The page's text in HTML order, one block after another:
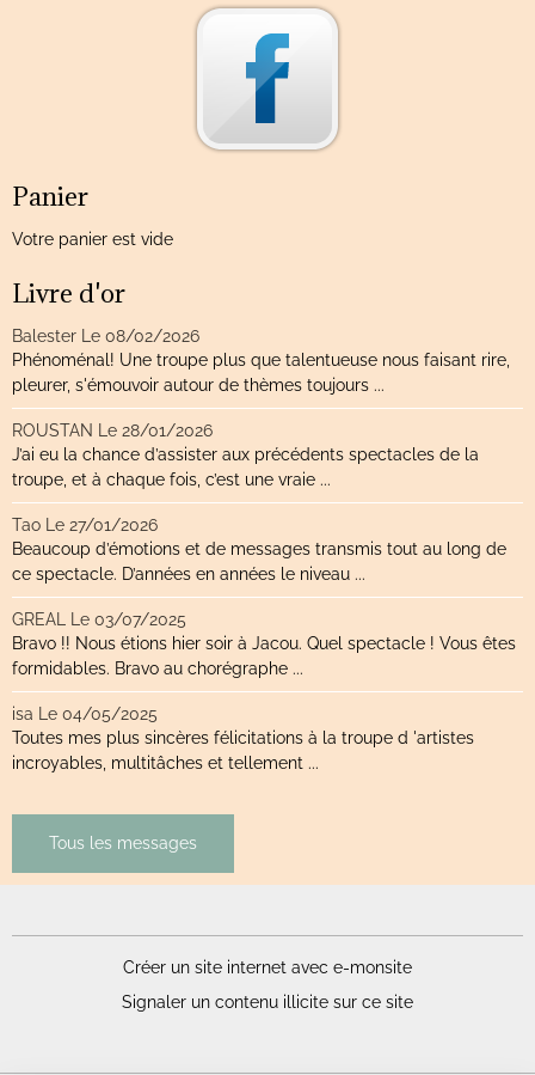
Panier
Votre panier est vide
Livre d'or
Balester
Le 08/02/2026
Phénoménal! Une troupe plus que talentueuse nous faisant rire,
pleurer, s'émouvoir autour de thèmes toujours ...
ROUSTAN
Le 28/01/2026
J’ai eu la chance d’assister aux précédents spectacles de la
troupe, et à chaque fois, c’est une vraie ...
Tao
Le 27/01/2026
Beaucoup d’émotions et de messages transmis tout au long de
ce spectacle. D’années en années le niveau ...
GREAL
Le 03/07/2025
Bravo !! Nous étions hier soir à Jacou. Quel spectacle ! Vous êtes
formidables. Bravo au chorégraphe ...
isa
Le 04/05/2025
Toutes mes plus sincères félicitations à la troupe d 'artistes
incroyables, multitâches et tellement ...
Tous les messages
Créer un site internet avec e-monsite
Signaler un contenu illicite sur ce site